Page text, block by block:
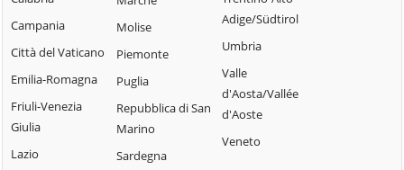
Chiusavecchia
Cipressa
Civezza
Cosio d'Arroscia
Perinaldo
Pietrabruna
Pieve di Teco
Pigna
Pompeiana
Triora
Vallebona
Vallecrosia
Campania
Città del Vaticano
Emilia-Romagna
Friuli-Venezia
Giulia
Lazio
Molise
Piemonte
Puglia
Repubblica di San
Marino
Sardegna
Adige/Südtirol
Umbria
Valle
d'Aosta/Vallée
d'Aoste
Veneto